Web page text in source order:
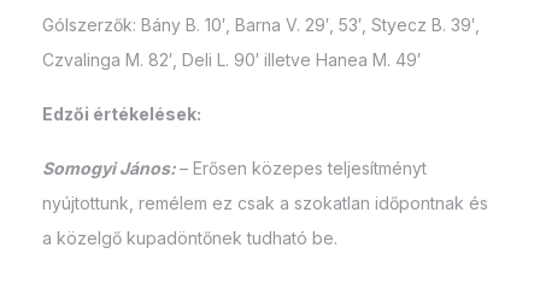
Gólszerzők: Bány B. 10′, Barna V. 29′, 53′, Styecz B. 39′,
Czvalinga M. 82′, Deli L. 90′ illetve Hanea M. 49′
Edzői értékelések:
Somogyi János:– Erősen közepes teljesítményt
nyújtottunk, remélem ez csak a szokatlan időpontnak és
a közelgő kupadöntőnek tudható be.